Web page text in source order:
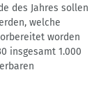
des Jahres sollen
welche
worden
insgesamt 1.000